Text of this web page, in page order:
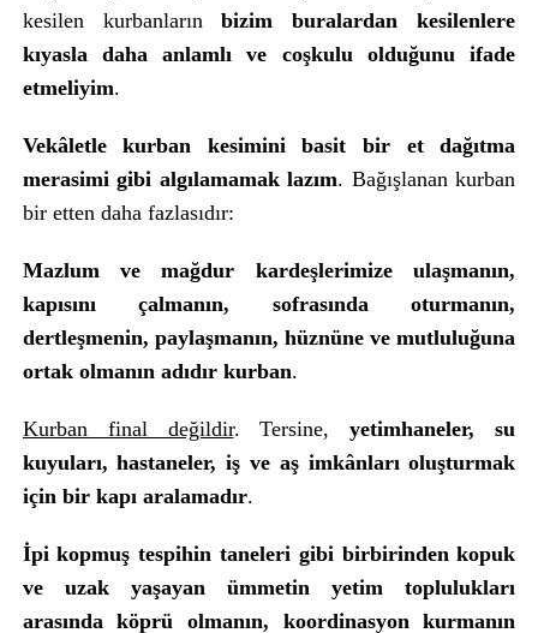
kesilen kurbanlarınbizim buralardan kesilenlere
kıyasla daha anlamlı ve coşkulu olduğunu ifade
etmeliyim.
Vekâletle kurban kesimini basit bir et dağıtma
merasimi gibi algılamamak lazım. Bağışlanan kurban
bir etten daha fazlasıdır:
Mazlum ve mağdur kardeşlerimize ulaşmanın,
kapısını çalmanın, sofrasında oturmanın,
dertleşmenin, paylaşmanın, hüznüne ve mutluluğuna
ortak olmanın adıdır kurban.
Kurban final değildir. Tersine,yetimhaneler, su
kuyuları, hastaneler, iş ve aş imkânları oluşturmak
için bir kapı aralamadır.
İpi kopmuş tespihin taneleri gibi birbirinden kopuk
ve uzak yaşayan ümmetin yetim toplulukları
arasında köprü olmanın, koordinasyon kurmanın